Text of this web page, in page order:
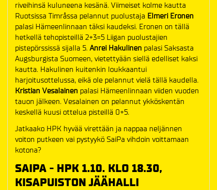
riveihinsä kuluneena kesänä. Viimeiset kolme kautta
Ruotsissa Timråssa pelannut puolustaja Elmeri Eronen
palasi Hämeenlinnaan täksi kaudeksi. Eronen on tällä
hetkellä tehopisteillä 2+3=5 Liigan puolustajien
pistepörssissä sijalla 5. Anrei Hakulinen palasi Saksasta
Augsburgista Suomeen, vietettyään siellä edelliset kaksi
kautta. Hakulinen kuitenkin loukkaantui
harjoitusottelussa, eikä ole pelannut vielä tällä kaudella.
Kristian Vesalainen palasi Hämeenlinnaan viiden vuoden
tauon jälkeen. Vesalainen on pelannut ykköskentän
keskellä kuusi ottelua pisteillä 0+5.
Jatkaako HPK hyvää virettään ja nappaa neljännen
voiton putkeen vai pystyykö SaiPa vihdoin voittamaan
kotona?
SAIPA - HPK 1.10. KLO 18.30,
KISAPUISTON JÄÄHALLI